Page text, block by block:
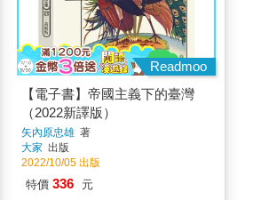
Readmoo
【電子書】帝國主義下的臺灣
（2022新譯版）
矢內原忠雄著
大家 出版
2022/10/05 出版
特價 336 元